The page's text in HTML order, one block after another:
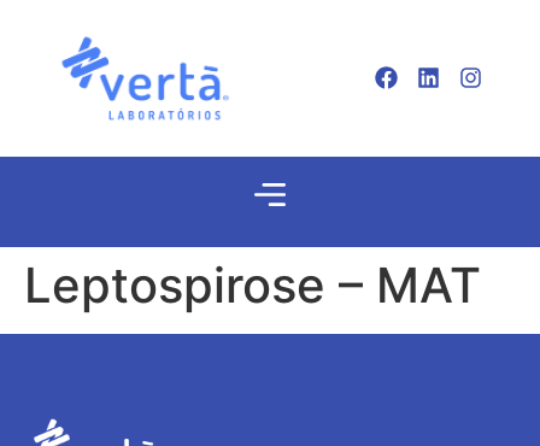
Leptospirose – MAT